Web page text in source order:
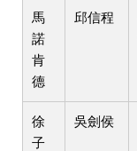
馬
諾
肯
德
邱信程
徐
子
吳劍侯